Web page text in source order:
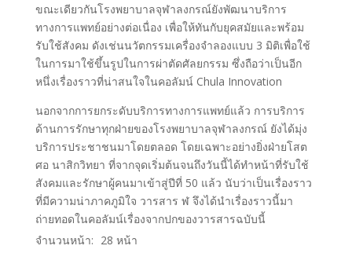
ขณะเดียวกันโรงพยาบาลจุฬาลงกรณ์ยังพัฒนาบริการ
ทางการแพทย์อย่างต่อเนื่อง เพื่อให้ทันกับยุคสมัยและพร้อม
รับใช้สังคม ดังเช่นนวัตกรรมเครื่องจำลองแบบ 3 มิติเพื่อใช้
ในการมาใช้ขึ้นรูปในการผ่าตัดศัลยกรรม ซึ่งถือว่าเป็นอีก
หนึ่งเรื่องราวที่น่าสนใจในคอลัมน์ Chula Innovation
นอกจากการยกระดับบริการทางการแพทย์แล้ว การบริการ
ด้านการรักษาทุกฝ่ายของโรงพยาบาลจุฬาลงกรณ์ ยังได้มุ่ง
บริการประชาชนมาโดยตลอด โดยเฉพาะอย่างยิ่งฝ่ายโสต
ศอ นาสิกวิทยา ที่จากจุดเริ่มต้นจนถึงวันนี้ได้ทำหน้าที่รับใช้
สังคมและรักษาผู้คนมาเข้าสู่ปีที่ 50 แล้ว นับว่าเป็นเรื่องราว
ที่มีความน่าภาคภูมิใจ วารสาร ฬ จึงได้นำเรื่องราวนี้มา
ถ่ายทอดในคอลัมน์เรื่องจากปกของวารสารฉบับนี้
จำนวนหน้า: 28 หน้า